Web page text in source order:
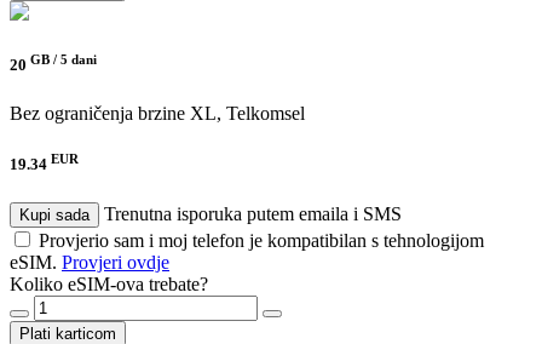
20 GB / 5 dani
Bez ograničenja brzine XL, Telkomsel
19.34 EUR
Kupi sada
Trenutna isporuka putem emaila i SMS
Provjerio sam i moj telefon je kompatibilan s tehnologijom
eSIM. Provjeri ovdje
Koliko eSIM-ova trebate?
Plati karticom